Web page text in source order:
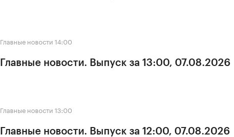
Главные новости 14:00
Главные новости. Выпуск за 13:00, 07.08.2026
Главные новости 13:00
Главные новости. Выпуск за 12:00, 07.08.2026